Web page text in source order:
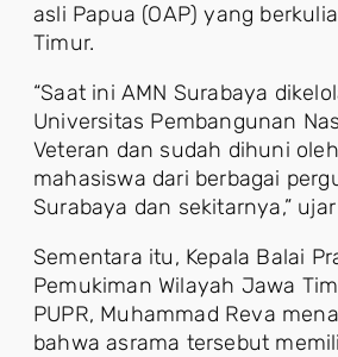
asli Papua (OAP) yang
Timur.
“Saat ini AMN Surabaya
Universitas Pembangunan
Veteran dan sudah dihuni
mahasiswa dari berbagai
Surabaya dan sekitarnya,”
Sementara itu, Kepala Balai
Pemukiman Wilayah Jawa
PUPR, Muhammad Reva
bahwa asrama tersebut